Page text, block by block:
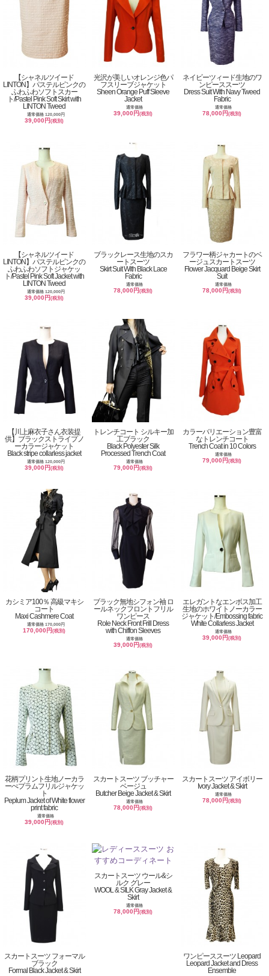
【シャネルツイード
LINTON】パステルピンクの
ふわふわソフトスカー
ト/Pastel Pink Soft Skirt with
LINTON Tweed
通常価格 120,000円
39,000円(税別)
光沢が美しいオレンジ色パ
フスリーブジャケット
Sheen Orange Puff Sleeve
Jacket
通常価格
39,000円(税別)
ネイビーツィード生地のワ
ンピーススーツ
Dress Suit With Navy Tweed
Fabric
通常価格
78,000円(税別)
【シャネルツイード
LINTON】パステルピンクの
ふわふわソフトジャケッ
ト/Pastel Pink Soft Jacket with
LINTON Tweed
通常価格 120,000円
39,000円(税別)
ブラックレース生地のスカ
ートスーツ
Skirt Suit With Black Lace
Fabric
通常価格
78,000円(税別)
フラワー柄ジャカートのベ
ージュスカートスーツ
Flower Jacquard Beige Skirt
Suit
通常価格
78,000円(税別)
【川上麻衣子さん衣装提
供】ブラックストライプノ
ーカラージャケット
Black stripe collarless jacket
通常価格 120,000円
39,000円(税別)
トレンチコート シルキー加
工ブラック
Black Polyester Silk
Processed Trench Coat
通常価格
79,000円(税別)
カラーバリエーション豊富
なトレンチコート
Trench Coat in 10 Colors
通常価格
79,000円(税別)
カシミア100％ 高級マキシ
コート
Maxi Cashmere Coat
通常価格 170,000円
170,000円(税別)
ブラック無地シフォン袖 ロ
ールネックフロントフリル
ワンピース
Role Neck Front Frill Dress
with Chiffon Sleeves
通常価格
39,000円(税別)
エレガントなエンボス加工
生地のホワイトノーカラー
ジャケット/Embossing fabric
White Collarless Jacket
通常価格
39,000円(税別)
花柄プリント生地ノーカラ
ーぺプラムフリルジャケッ
ト
Peplum Jacket of White flower
print fabric
通常価格
39,000円(税別)
スカートスーツ ブッチャー
ベージュ
Butcher Beige Jacket & Skirt
通常価格
78,000円(税別)
スカートスーツ アイボリー
Ivory Jacket & Skirt
通常価格
78,000円(税別)
スカートスーツ フォーマル
ブラック
Formal Black Jacket & Skirt
スカートスーツ ウール&シ
ルク グレー
WOOL & SILK Gray Jacket &
Skirt
通常価格
78,000円(税別)
ワンピーススーツ Leopard
Leopard Jacket and Dress
Ensemble